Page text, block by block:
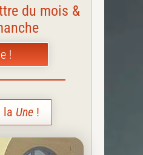
du mois &
!
la Une !